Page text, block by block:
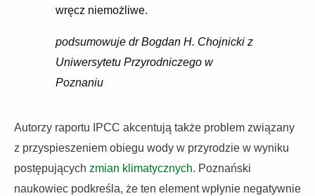
wręcz niemożliwe.
podsumowuje dr Bogdan H. Chojnicki z
Uniwersytetu Przyrodniczego w
Poznaniu
Autorzy raportu IPCC akcentują także problem związany
z przyspieszeniem obiegu wody w przyrodzie w wyniku
postępujących zmian klimatycznych. Poznański
naukowiec podkreśla, że ten element wpłynie negatywnie